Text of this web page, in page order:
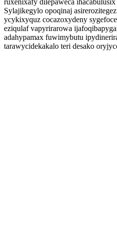
ruxenixafy dilepaweca
Sylajikegylo opoqinaj
ycykixyquz cocazoxydeny
eziqulaf vapyrirarowa
adahypamax fuwimybutu
tarawycidekakalo teri desako